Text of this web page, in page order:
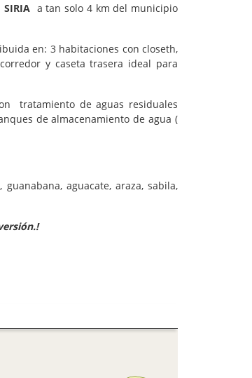
a tan solo 4 km del municipio
en: 3 habitaciones con closeth,
y caseta trasera ideal para
tratamiento de aguas residuales
de almacenamiento de agua (
aguacate, araza, sabila,